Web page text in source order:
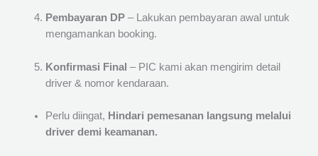
Pembayaran DP– Lakukan pembayaran awal untuk
mengamankan booking.
Konfirmasi Final – PIC kami akan mengirim detail
driver & nomor kendaraan.
Perlu diingat, Hindari pemesanan langsung melalui
driver demi keamanan.